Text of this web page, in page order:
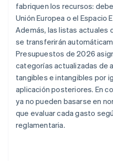
fabriquen los recursos:
Unión Europea o el Espacio
Además, las listas actuales
se transferirán
Presupuestos de 2026
categorías actualizadas de
tangibles e intangibles por
aplicación posteriores. En
ya no pueden basarse en
que evaluar cada gasto
reglamentaria.